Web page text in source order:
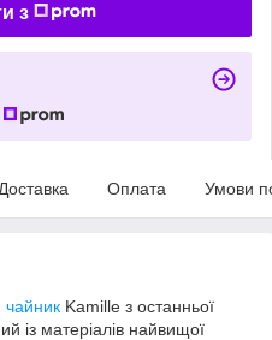
з
Доставка Оплата Умови
чайник Kamille з останньої
із матеріалів найвищої